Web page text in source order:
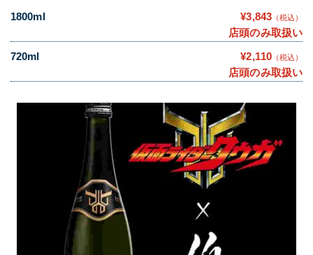
1800ml
¥3,843 （税込）
店頭のみ取扱い
720ml
¥2,110 （税込）
店頭のみ取扱い